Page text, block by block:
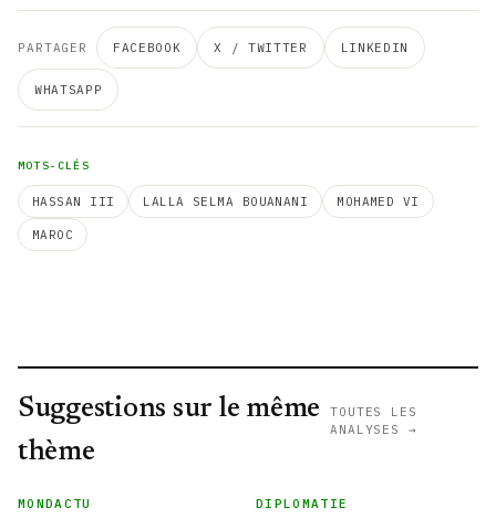
PARTAGER FACEBOOK X / TWITTER LINKEDIN
WHATSAPP
MOTS-CLÉS
HASSAN III LALLA SELMA BOUANANI MOHAMED VI
MAROC
Suggestions sur le même
thème
TOUTES LES
ANALYSES →
MONDACTU
DIPLOMATIE